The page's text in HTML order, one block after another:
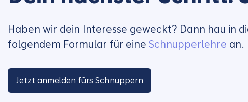
Haben wir dein Interesse geweckt? Dann hau in
folgendem Formular für eine Schnupperlehre an.
Jetzt anmelden fürs Schnuppern